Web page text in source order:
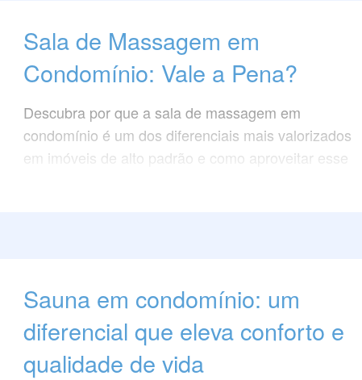
Sala de Massagem em
Condomínio: Vale a Pena?
Descubra por que a sala de massagem em
condomínio é um dos diferenciais mais valorizados
em imóveis de alto padrão e como aproveitar esse
Sauna em condomínio: um
diferencial que eleva conforto e
qualidade de vida